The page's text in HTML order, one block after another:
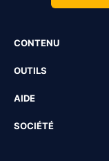
CONTENU
OUTILS
AIDE
SOCIÉTÉ